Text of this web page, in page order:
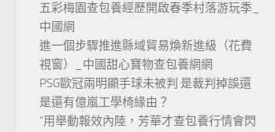
五彩梅園查包養經歷開啟春季村落游玩季_
中國網
進一個步驟推進縣域貿易煥新進級（花費
視窗）_中國甜心寶物查包養網網
PSG歐冠兩明顯手球未被判 是裁判掉誤還
是還有億嵐工學椅緣由？
“用舉動報效內陸，芳華才查包養行情會閃